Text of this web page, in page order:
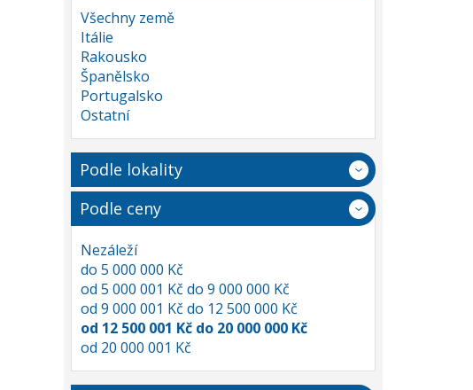
Všechny země
Itálie
Rakousko
Španělsko
Portugalsko
Ostatní
Podle lokality
Podle ceny
Nezáleží
do 5 000 000 Kč
od 5 000 001 Kč do 9 000 000 Kč
od 9 000 001 Kč do 12 500 000 Kč
od 12 500 001 Kč do 20 000 000 Kč
od 20 000 001 Kč